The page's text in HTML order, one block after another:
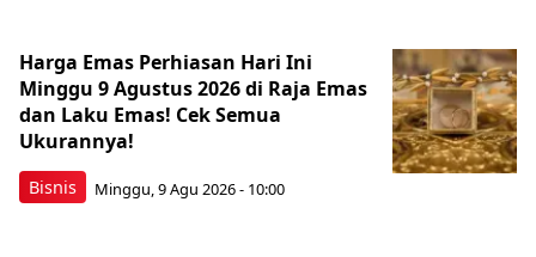
Bisnis
Harga Emas Perhiasan Hari Ini
Minggu 9 Agustus 2026 di Raja Emas
dan Laku Emas! Cek Semua
Ukurannya!
Minggu, 9 Agu 2026 - 10:00